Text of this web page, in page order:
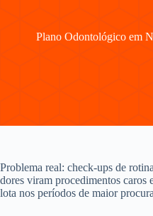
Plano Odontológico em
Problema real: check-ups de
dores viram procedimentos caros
lota nos períodos de maior